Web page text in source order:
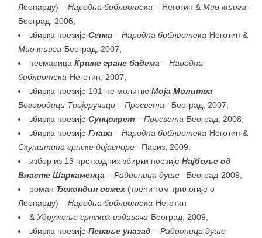
Леонарду) – Народна библиотека– Неготин & Мио књига-
Београд, 2006,
збирка поезије Сенка – Народна библиотека-Неготин &
Мио књига-Београд, 2007,
песмарица Кршне гране бадема – Народна
библиотека-Неготин, 2007,
збирка поезије 101-не молитве Моја Молитва
Богородици Тројеручици – Просвета– Београд, 2007,
збирка поезије Сунцокрет – Просвета-Београд, 2008,
збирка поезије Глава – Народна библиотека-Неготин &
Скупштина српске дијаспоре– Париз, 2009,
избор из 13 претходних збирки поезије Најбоље од
Власте Шаркаменца – Радионица душе– Београд-2009,
роман Ђокондин осмех (трећи том трилогије о
Леонарду) – Народна библиотека-Неготин
& Удружење српских издавача-Београд, 2009,
збирка поезије Певање уназад – Радионица душе-